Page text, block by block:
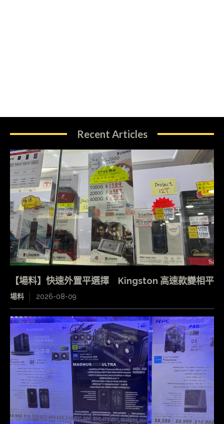
Recent Articles
【場料】快速外置平選擇 Kingston 高速款變相平
場料 2026-08-09